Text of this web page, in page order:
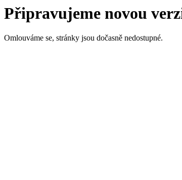
Připravujeme novou
Omlouváme se, stránky jsou dočasně nedostupné.